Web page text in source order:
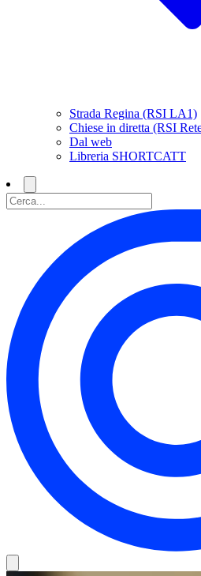
Strada Regina (RSI LA1)
Chiese in diretta (RSI
Dal web
Libreria SHORTCATT